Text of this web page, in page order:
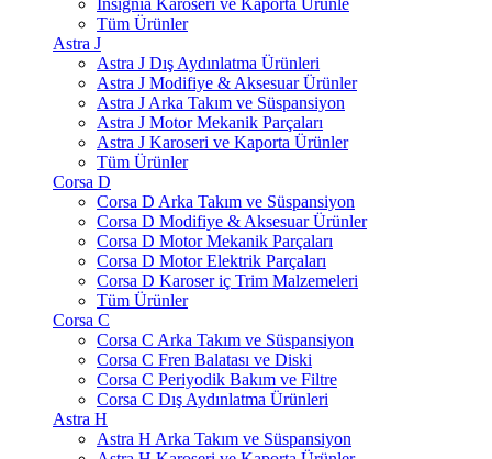
İnsignia Karoseri ve Kaporta Ürünle
Tüm Ürünler
Astra J
Astra J Dış Aydınlatma Ürünleri
Astra J Modifiye & Aksesuar Ürünler
Astra J Arka Takım ve Süspansiyon
Astra J Motor Mekanik Parçaları
Astra J Karoseri ve Kaporta Ürünler
Tüm Ürünler
Corsa D
Corsa D Arka Takım ve Süspansiyon
Corsa D Modifiye & Aksesuar Ürünler
Corsa D Motor Mekanik Parçaları
Corsa D Motor Elektrik Parçaları
Corsa D Karoser iç Trim Malzemeleri
Tüm Ürünler
Corsa C
Corsa C Arka Takım ve Süspansiyon
Corsa C Fren Balatası ve Diski
Corsa C Periyodik Bakım ve Filtre
Corsa C Dış Aydınlatma Ürünleri
Astra H
Astra H Arka Takım ve Süspansiyon